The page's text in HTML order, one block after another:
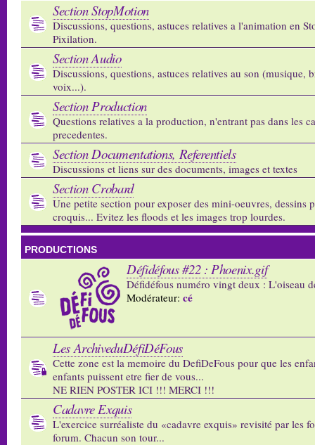
Section StopMotion
Discussions, questions, astuces relatives a l'animation en
Pixilation.
Section Audio
Discussions, questions, astuces relatives au son (musique,
voix...).
Section Production
Questions relatives a la production, n'entrant pas dans les
precedentes.
Section Documentations, Referentiels
Discussions et liens sur des documents, images et textes
Section Crobard
Une petite section pour exposer des mini-oeuvres, dessins
croquis... Evitez les floods et les images trop lourdes.
PRODUCTIONS
Défidéfous #22 : Phoenix.gif
Défidéfous numéro vingt deux : L'oiseau
Modérateur: cé
Les ArchiveduDéfiDéFous
Cette zone est la memoire du DefiDeFous pour que les
enfants puissent etre fier de vous...
NE RIEN POSTER ICI !!! MERCI !!!
Cadavre Exquis
L'exercice surréaliste du «cadavre exquis» revisité par les
forum. Chacun son tour...